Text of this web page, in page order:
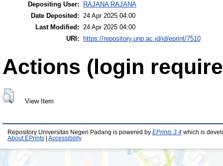
Depositing User:
RAJANA RAJANA
Date Deposited: 24 Apr 2025 04:00
Last Modified: 24 Apr 2025 04:00
URI:
https://repository.unp.ac.id/id/eprint/7510
Actions (login
View Item
Repository Universitas Negeri Padang is powered by EPrints 3.4 which is
About EPrints
Accessibility